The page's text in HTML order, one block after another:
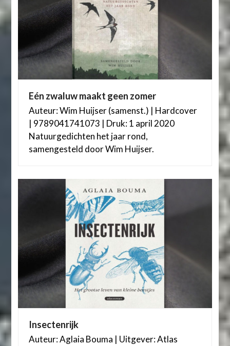
Eén zwaluw maakt geen zomer
Auteur: Wim Huijser (samenst.) | Hardcover
| 9789041741073 | Druk: 1 april 2020
Natuurgedichten het jaar rond,
samengesteld door Wim Huijser.
Insectenrijk
Auteur: Aglaia Bouma | Uitgever: Atlas